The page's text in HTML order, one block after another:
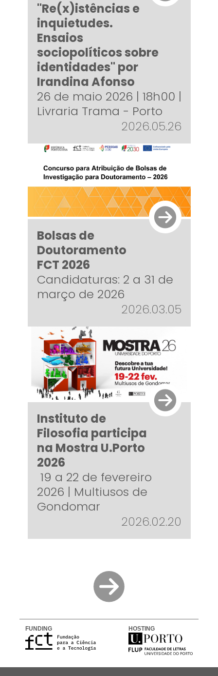
"Re(x)istências e
inquietudes.
Ensaios
sociopolíticos sobre
identidades" por
Irandina Afonso
26 de maio 2026 | 18h00 |
Livraria Trama - Porto
2026.05.26
Bolsas de
Doutoramento
FCT 2026
Candidaturas: 2 a 31 de
março de 2026
2026.03.05
Instituto de
Filosofia participa
na Mostra U.Porto
2026
19 a 22 de fevereiro
2026 | Multiusos de
Gondomar
2026.02.20
FUNDING HOSTING